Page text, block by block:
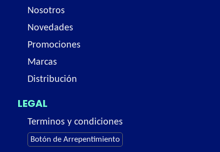
Nosotros
Novedades
Promociones
Marcas
Distribución
LEGAL
Terminos y condiciones
Botón de Arrepentimiento